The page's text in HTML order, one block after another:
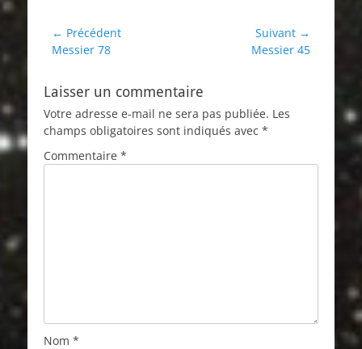
Navigation
de
← Précédent
Article
Messier 78
Suivant →
Messier 45
Laisser un commentaire
Votre adresse e-mail ne sera pas publiée. Les
champs obligatoires sont indiqués avec *
Commentaire *
Nom *